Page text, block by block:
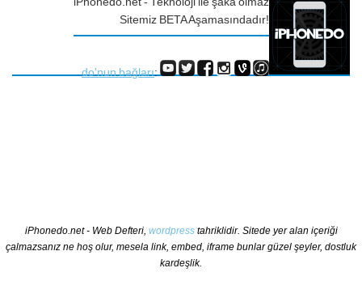
Sitemiz BETA Aşamasındadır!
do'nun bağları:
iPhonedo.net - Web Defteri, wordpresstahriklidir. Sitede yer alan içeriği
çalmazsanız ne hoş olur, mesela link, embed, iframe bunlar güzel şeyler, dostluk
kardeşlik.